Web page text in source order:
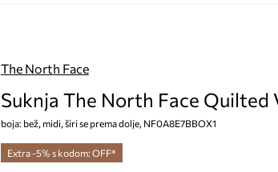
The North Face
Suknja The North Face Quilted
boja: bež, midi, širi se prema dolje, NF0A8E7BBOX1
Extra -5% s kodom: OFF*